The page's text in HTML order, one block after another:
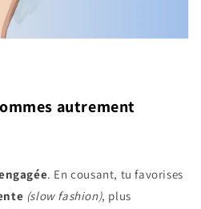
autrement
. En cousant, tu favorises
(slow fashion), plus